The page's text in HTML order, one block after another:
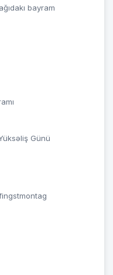
bayram
Günü